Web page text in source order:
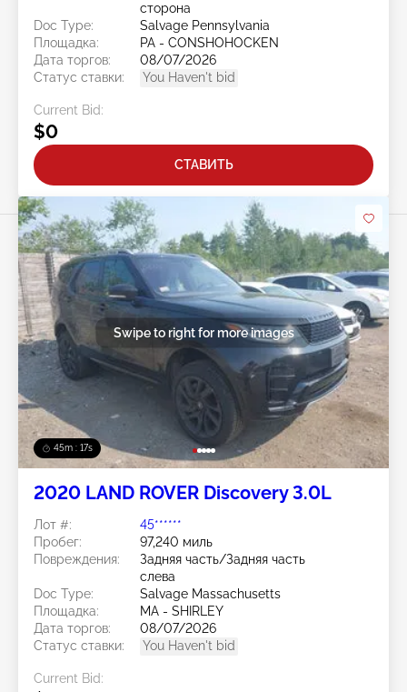
сторона
Doc Type:
Salvage Pennsylvania
Площадка:
PA - CONSHOHOCKEN
Дата торгов:
08/07/2026
Статус ставки:
You Haven't bid
Current Bid:
$0
СТАВИТЬ
45m : 14s
Swipe to right for more images
2020 LAND ROVER Discovery 3.0L
Лот #:
45******
Пробег:
97,240 миль
Повреждения:
Задняя часть/Задняя часть
слева
Doc Type:
Salvage Massachusetts
Площадка:
MA - SHIRLEY
Дата торгов:
08/07/2026
Статус ставки:
You Haven't bid
Current Bid: